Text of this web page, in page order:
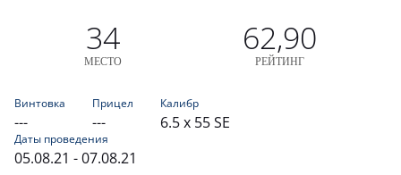
34
МЕСТО
62,90
РЕЙТИНГ
Винтовка
---
Прицел
---
Калибр
6.5 x 55 SE
Даты проведения
05.08.21 - 07.08.21